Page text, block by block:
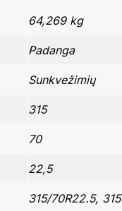
64,269 kg
Padanga
Sunkvežimių
315
70
22,5
315/70R22.5,